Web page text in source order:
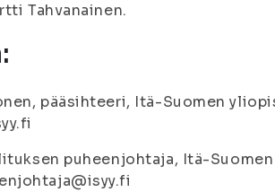
Tahvanainen.
pääsihteeri, Itä-Suomen
puheenjohtaja, Itä-